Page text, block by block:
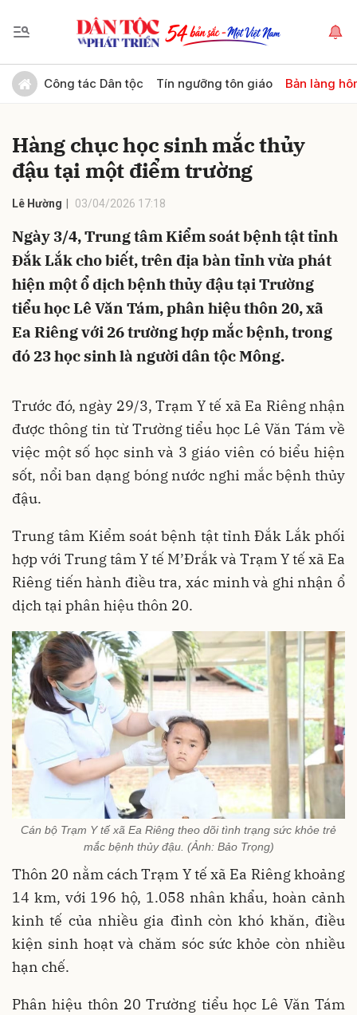
Công tác Dân tộc Tín ngưỡng tôn giáo Bản làng
Hàng chục học sinh mắc thủy
đậu tại một điểm trường
Lê Hường 03/04/2026 17:18
Ngày 3/4, Trung tâm Kiểm soát bệnh tật tỉnh
Đắk Lắk cho biết, trên địa bàn tỉnh vừa phát
hiện một ổ dịch bệnh thủy đậu tại Trường
tiểu học Lê Văn Tám, phân hiệu thôn 20, xã
Ea Riêng với 26 trường hợp mắc bệnh, trong
đó 23 học sinh là người dân tộc Mông.
Trước đó, ngày 29/3, Trạm Y tế xã Ea Riêng nhận
được thông tin từ Trường tiểu học Lê Văn Tám về
việc một số học sinh và 3 giáo viên có biểu hiện
sốt, nổi ban dạng bóng nước nghi mắc bệnh thủy
đậu.
Trung tâm Kiểm soát bệnh tật tỉnh Đắk Lắk phối
hợp với Trung tâm Y tế M’Đrắk và Trạm Y tế xã Ea
Riêng tiến hành điều tra, xác minh và ghi nhận ổ
dịch tại phân hiệu thôn 20.
Cán bộ Trạm Y tế xã Ea Riêng theo dõi tình trạng sức khỏe trẻ
mắc bệnh thủy đậu. (Ảnh: Bảo Trọng)
Thôn 20 nằm cách Trạm Y tế xã Ea Riêng khoảng
14 km, với 196 hộ, 1.058 nhân khẩu, hoàn cảnh
kinh tế của nhiều gia đình còn khó khăn, điều
kiện sinh hoạt và chăm sóc sức khỏe còn nhiều
hạn chế.
Phân hiệu thôn 20 Trường tiểu học Lê Văn Tám
Gửi bình luận
Hủy Gửi